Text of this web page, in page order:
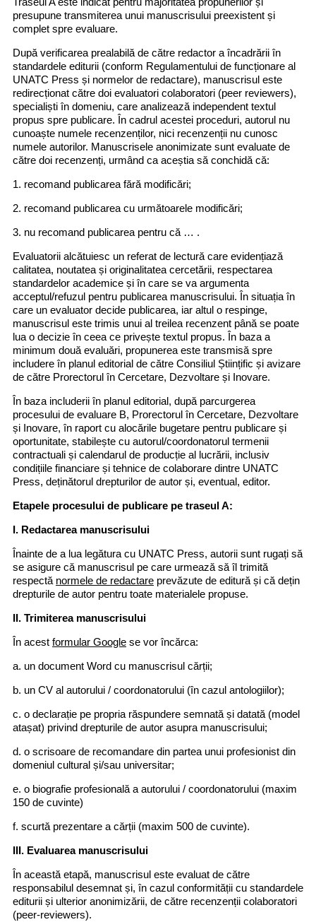
presupune transmiterea unui manuscrisului preexistent și
complet spre evaluare.
După verificarea prealabilă de către redactor a încadrării în
standardele editurii (conform Regulamentului de funcționare al
UNATC Press și normelor de redactare), manuscrisul este
redirecționat către doi evaluatori colaboratori (peer reviewers),
specialiști în domeniu, care analizează independent textul
propus spre publicare. În cadrul acestei proceduri, autorul nu
cunoaște numele recenzenților, nici recenzenții nu cunosc
numele autorilor. Manuscrisele anonimizate sunt evaluate de
către doi recenzenți, urmând ca aceștia să conchidă că:
1. recomand publicarea fără modificări;
2. recomand publicarea cu următoarele modificări;
3. nu recomand publicarea pentru că … .
Evaluatorii alcătuiesc un referat de lectură care evidențiază
calitatea, noutatea și originalitatea cercetării, respectarea
standardelor academice și în care se va argumenta
acceptul/refuzul pentru publicarea manuscrisului. În situația în
care un evaluator decide publicarea, iar altul o respinge,
manuscrisul este trimis unui al treilea recenzent până se poate
lua o decizie în ceea ce privește textul propus. În baza a
minimum două evaluări, propunerea este transmisă spre
includere în planul editorial de către Consiliul Științific și avizare
de către Prorectorul în Cercetare, Dezvoltare și Inovare.
În baza includerii în planul editorial, după parcurgerea
procesului de evaluare B, Prorectorul în Cercetare, Dezvoltare
și Inovare, în raport cu alocările bugetare pentru publicare și
oportunitate, stabilește cu autorul/coordonatorul termenii
contractuali și calendarul de producție al lucrării, inclusiv
condițiile financiare și tehnice de colaborare dintre UNATC
Press, deținătorul drepturilor de autor și, eventual, editor.
Etapele procesului de publicare pe traseul A:
I. Redactarea manuscrisului
Înainte de a lua legătura cu UNATC Press, autorii sunt rugați să
se asigure că manuscrisul pe care urmează să îl trimită
respectă normele de redactare prevăzute de editură și că dețin
drepturile de autor pentru toate materialele propuse.
II. Trimiterea manuscrisului
În acest formular Google se vor încărca:
a. un document Word cu manuscrisul cărții;
b. un CV al autorului / coordonatorului (în cazul antologiilor);
c. o declarație pe propria răspundere semnată și datată (model
atașat) privind drepturile de autor asupra manuscrisului;
d. o scrisoare de recomandare din partea unui profesionist din
domeniul cultural și/sau universitar;
e. o biografie profesională a autorului / coordonatorului (maxim
150 de cuvinte)
f. scurtă prezentare a cărții (maxim 500 de cuvinte).
III. Evaluarea manuscrisului
În această etapă, manuscrisul este evaluat de către
responsabilul desemnat și, în cazul conformității cu standardele
editurii și ulterior anonimizării, de către recenzenții colaboratori
(peer-reviewers).